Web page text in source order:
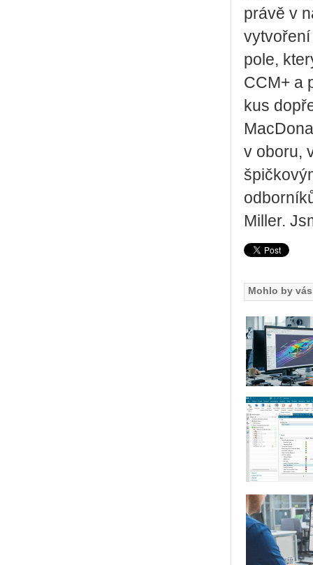
právě v
pole,
CCM+ a
kus
v oboru,
Miller.
Mohlo by